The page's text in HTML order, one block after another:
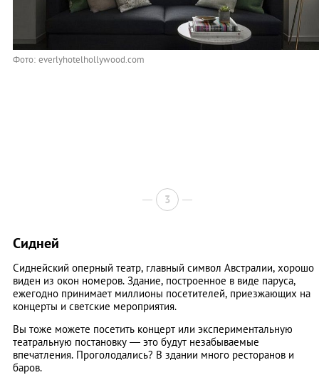
Фото: everlyhotelhollywood.com
3
Сидней
Сиднейский оперный театр, главный символ Австралии, хорошо
виден из окон номеров. Здание, построенное в виде паруса,
ежегодно принимает миллионы посетителей, приезжающих на
концерты и светские мероприятия.
Вы тоже можете посетить концерт или экспериментальную
театральную постановку — это будут незабываемые
впечатления. Проголодались? В здании много ресторанов и
баров.